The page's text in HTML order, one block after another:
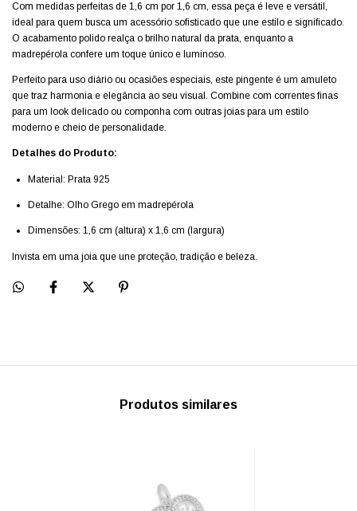
Com medidas perfeitas de 1,6 cm por 1,6 cm, essa peça é leve e versátil,
ideal para quem busca um acessório sofisticado que une estilo e significado.
O acabamento polido realça o brilho natural da prata, enquanto a
madrepérola confere um toque único e luminoso.
Perfeito para uso diário ou ocasiões especiais, este pingente é um amuleto
que traz harmonia e elegância ao seu visual. Combine com correntes finas
para um look delicado ou componha com outras joias para um estilo
moderno e cheio de personalidade.
Detalhes do Produto:
Material: Prata 925
Detalhe: Olho Grego em madrepérola
Dimensões: 1,6 cm (altura) x 1,6 cm (largura)
Invista em uma joia que une proteção, tradição e beleza.
Produtos similares